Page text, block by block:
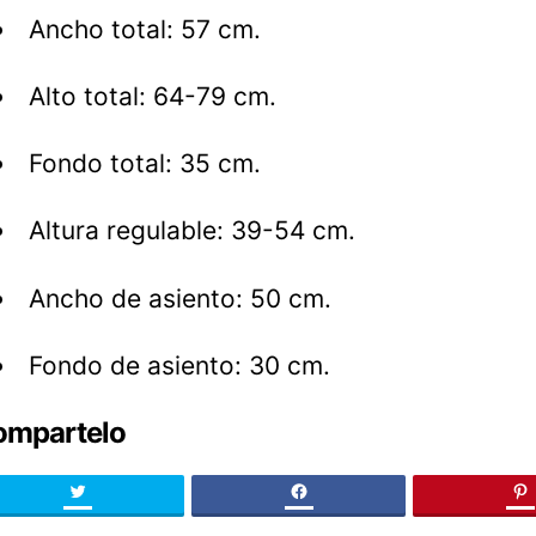
Ancho total: 57 cm.
Alto total: 64-79 cm.
Fondo total: 35 cm.
Altura regulable: 39-54 cm.
Ancho de asiento: 50 cm.
Fondo de asiento: 30 cm.
Twitter facebook